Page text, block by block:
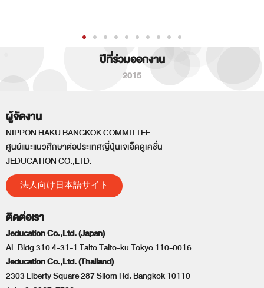
ปีที่ร่วมออกงาน
2015
ผู้จัดงาน
NIPPON HAKU BANGKOK COMMITTEE
ศูนย์แนะแนวศึกษาต่อประเทศญี่ปุ่นเจเอ็ดดูเคชั่น
JEDUCATION CO.,LTD.
法人向け日本語サイト
ติดต่อเรา
Jeducation Co.,Ltd. (Japan)
AL Bldg 310 4-31-1 Taito Taito-ku Tokyo 110-0016
Jeducation Co.,Ltd. (Thailand)
2303 Liberty Square 287 Silom Rd. Bangkok 10110